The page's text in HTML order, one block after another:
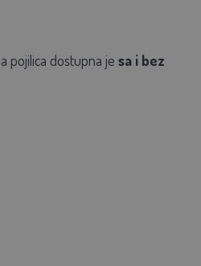
pojilica dostupna je sa i bez